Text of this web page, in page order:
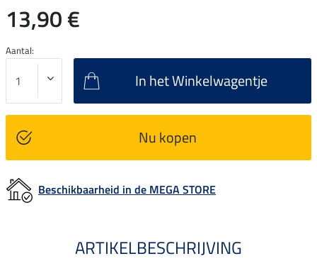
13,90 €
Aantal:
In het Winkelwagentje
Nu kopen
Beschikbaarheid in de MEGA STORE
ARTIKELBESCHRIJVING